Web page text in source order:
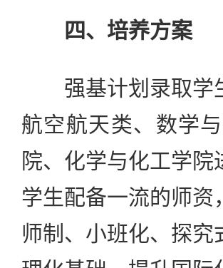
四、培养方案
强基计划录取学
航空航天类、数学
院、化学与化工学
学生配备一流的师资
师制、小班化、探